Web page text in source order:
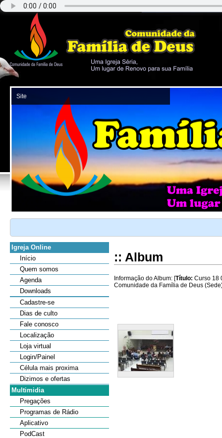
Igreja Online
Início
Quem somos
Agenda
Downloads
Cadastre-se
Dias de culto
Fale conosco
Localização
Loja virtual
Login/Painel
Célula mais proxima
Dizimos e ofertas
Multimidia
Pregações
Programas de Rádio
Aplicativo
PodCast
:: Album
Informação do Album: [Título: Curso 18
Comunidade da Família de Deus